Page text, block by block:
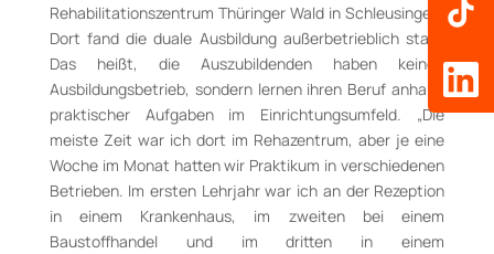
Rehabilitationszentrum Thüringer Wald in Schleusingen.
Dort fand die duale Ausbildung außerbetrieblich statt.
Das heißt, die Auszubildenden haben keinen
Ausbildungsbetrieb, sondern lernen ihren Beruf anhand
praktischer Aufgaben im Einrichtungsumfeld. „Die
meiste Zeit war ich dort im Rehazentrum, aber je eine
Woche im Monat hatten wir Praktikum in verschiedenen
Betrieben. Im ersten Lehrjahr war ich an der Rezeption
in einem Krankenhaus, im zweiten bei einem
Baustoffhandel und im dritten in einem